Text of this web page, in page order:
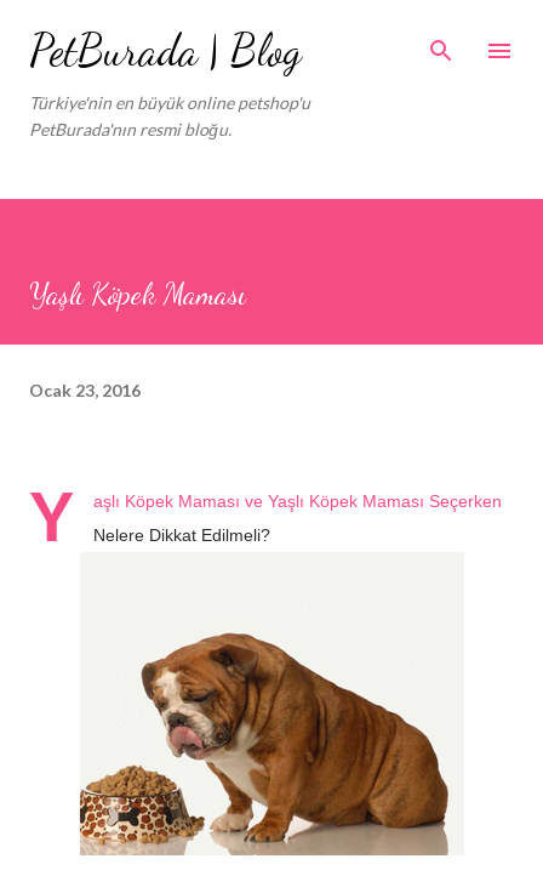
Ana içeriğe atla
PetBurada | Blog
Türkiye'nin en büyük online petshop'u
PetBurada'nın resmi bloğu.
Yaşlı Köpek Maması
Ocak 23, 2016
Y
aşlı Köpek Maması ve Yaşlı Köpek Maması Seçerken
Nelere Dikkat Edilmeli?